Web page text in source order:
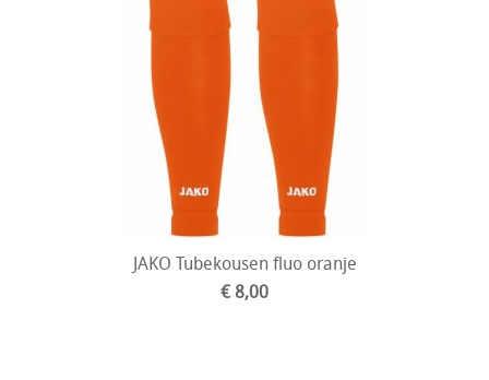
JAKO Tubekousen fluo oranje
€ 8,00